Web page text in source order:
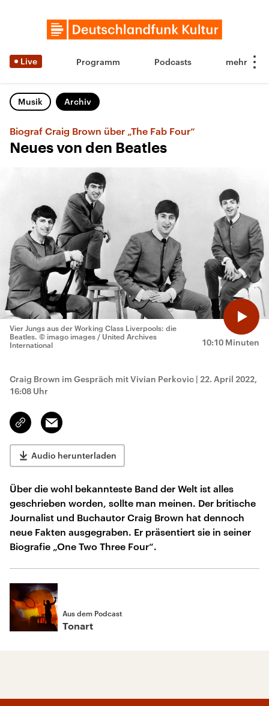
Live Programm Podcasts
Musik Archiv
Biograf Craig Brown über „The Fab Four“
Neues von den Beatles
10:10 Minuten
Vier Jungs aus der Working Class Liverpools: die
Beatles. © imago images / United Archives
International
Craig Brown im Gespräch mit Vivian Perkovic | 22. April 2022,
16:08 Uhr
Link
kopieren/teilen
Email
Audio herunterladen
Über die wohl bekannteste Band der Welt ist alles
geschrieben worden, sollte man meinen. Der britische
Journalist und Buchautor Craig Brown hat dennoch
neue Fakten ausgegraben. Er präsentiert sie in seiner
Biografie „One Two Three Four“.
Aus dem Podcast
Tonart